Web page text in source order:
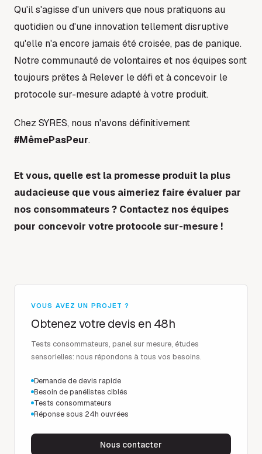
Qu'il s'agisse d'un univers que nous pratiquons au
quotidien ou d'une innovation tellement disruptive
qu'elle n'a encore jamais été croisée, pas de panique.
Notre communauté de volontaires et nos équipes sont
toujours prêtes à Relever le défi et à concevoir le
protocole sur-mesure adapté à votre produit.
Chez SYRES, nous n'avons définitivement
#MêmePasPeur.
Et vous, quelle est la promesse produit la plus
audacieuse que vous aimeriez faire évaluer par
nos consommateurs ? Contactez nos équipes
pour concevoir votre protocole sur-mesure !
VOUS AVEZ UN PROJET ?
Obtenez votre devis en 48h
Tests consommateurs, panel sur mesure, études
sensorielles: nous répondons à tous vos besoins.
Demande de devis rapide
Besoin de panélistes ciblés
Tests consommateurs
Réponse sous 24h ouvrées
Nous contacter